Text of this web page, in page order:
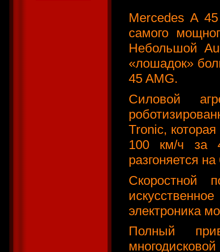
Mercedes A
самого
Небольшой
«лошадок»
45 AMG.
Силовой
Tronic,
100 км/ч за
разгоняется
Скоростной
электроника
Полный